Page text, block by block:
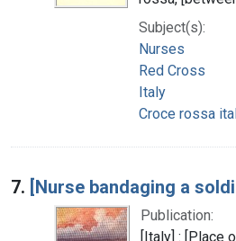
Subject(s):
Nurses
Red Cross
Italy
Croce rossa
7. [Nurse bandaging a
Publication:
[Italy] : [Place